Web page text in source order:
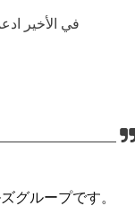
في الأخير
グループです。